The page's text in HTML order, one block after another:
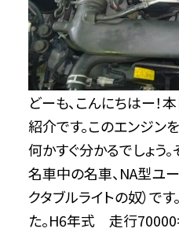
どーも、こんにちはー！
紹介です。このエンジン
何かすぐ分かるでしょう
名車中の名車、NA型ユー
クタブルライトの奴）で
た。H6年式 走行